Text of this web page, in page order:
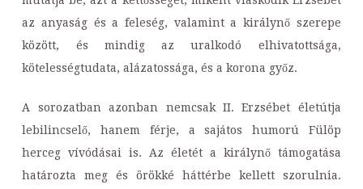
az anyaság és a feleség, valamint a királynő szerepe
között, és mindig az uralkodó elhivatottsága,
kötelességtudata, alázatossága, és a korona győz.
A sorozatban azonban nemcsak II. Erzsébet életútja
lebilincselő, hanem férje, a sajátos humorú Fülöp
herceg vívódásai is. Az életét a királynő támogatása
határozta meg és örökké háttérbe kellett szorulnia.